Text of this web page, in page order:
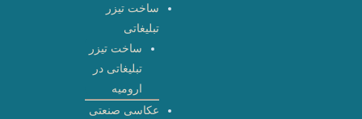
ساخت تیزر
تبلیغاتی
ساخت تیزر
تبلیغاتی در
ارومیه
عکاسی صنعتی